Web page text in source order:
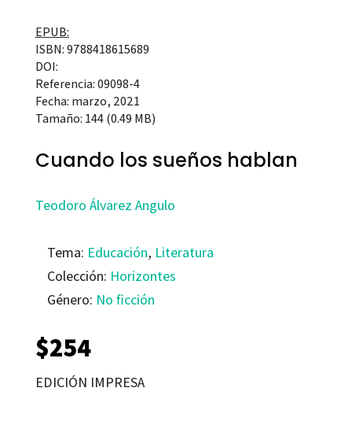
EPUB:
ISBN: 9788418615689
DOI:
Referencia: 09098-4
Fecha: marzo, 2021
Tamaño: 144 (0.49 MB)
Cuando los sueños hablan
Teodoro Álvarez Angulo
Tema: Educación, Literatura
Colección: Horizontes
Género: No ficción
$254
EDICIÓN IMPRESA